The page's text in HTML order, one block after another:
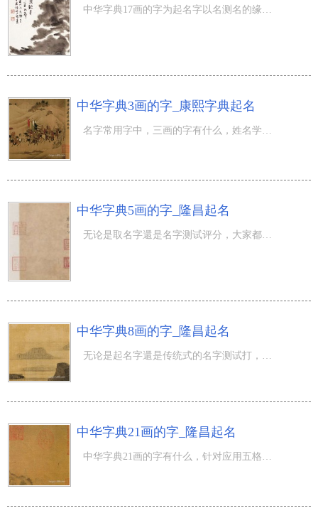
中华字典3画的字_康熙字典起名
中华字典5画的字_隆昌起名
中华字典8画的字_隆昌起名
中华字典21画的字_隆昌起名